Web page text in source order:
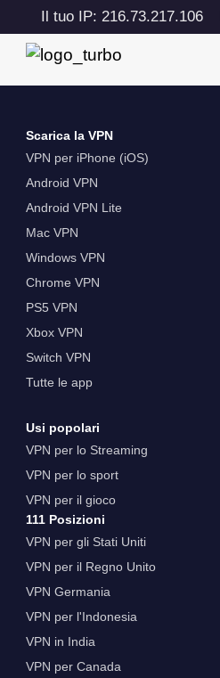
Il tuo IP: 216.73.217.106
Scarica la VPN
VPN per iPhone (iOS)
Android VPN
Android VPN Lite
Mac VPN
Windows VPN
Chrome VPN
PS5 VPN
Xbox VPN
Switch VPN
Tutte le app
Usi popolari
VPN per lo Streaming
VPN per lo sport
VPN per il gioco
111 Posizioni
VPN per gli Stati Uniti
VPN per il Regno Unito
VPN Germania
VPN per l'Indonesia
VPN in India
VPN per Canada